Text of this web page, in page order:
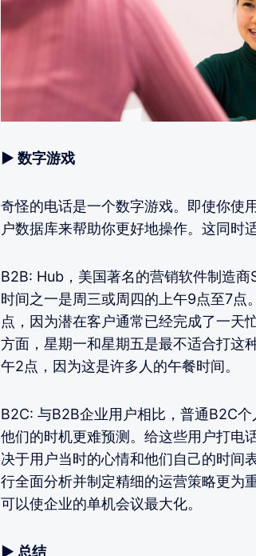
▶ 数字游戏
奇怪的电话是一个数字游戏。即使你使
户数据库来帮助你更好地操作。这同时
B2B: Hub，美国著名的营销软件制造
时间之一是周三或周四的上午9点至7
点，因为潜在客户通常已经完成了一天
方面，星期一和星期五是最不适合打这
午2点，因为这是许多人的午餐时间。
B2C: 与B2B企业用户相比，普通B2C
他们的时机更难预测。给这些用户打电
决于用户当时的心情和他们自己的时间
行全面分析并制定精细的运营策略更为
可以使企业的单机会议最大化。
▶ 总结